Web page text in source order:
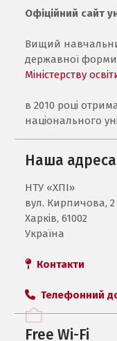
Офіційний сайт
Вищий
державної форми
Міністерству
в 2010 році
національного
Наша адреса
НТУ «ХПI»
вул. Кирпичова, 2
Харків, 61002
Україна
Контакти
Телефонний
Free Wi-Fi